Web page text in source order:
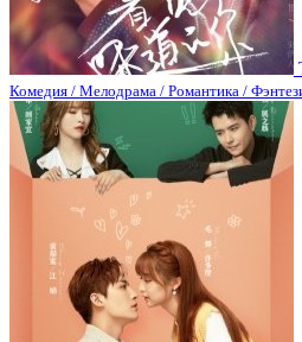
Комедия / Мелодрама / Романтика /